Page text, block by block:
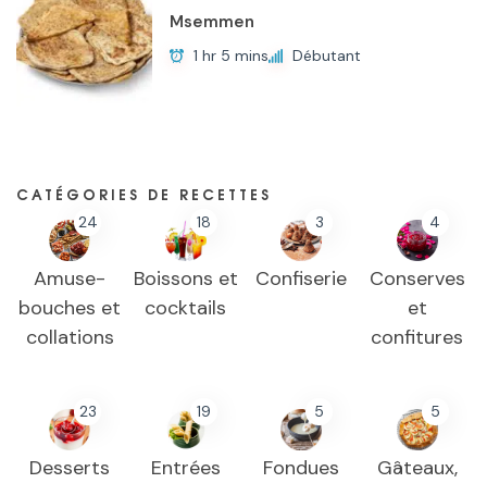
Msemmen
1 hr 5 mins Débutant
CATÉGORIES DE RECETTES
24
Amuse-
bouches et
collations
18
Boissons et
cocktails
3
Confiserie
4
Conserves
et
confitures
23
Desserts
19
Entrées
5
Fondues
5
Gâteaux,